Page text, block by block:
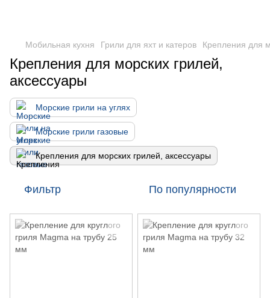
Мобильная кухня Грили для яхт и катеров Крепления для
Крепления для морских грилей,
аксессуары
Морские грили на углях
Морские грили газовые
Крепления для морских грилей, аксессуары
Фильтр По популярности